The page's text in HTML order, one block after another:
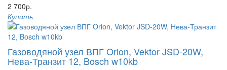
2 700р.
Купить
Газоводяной узел ВПГ Orion, Vektor JSD-20W,
Нева-Транзит 12, Bosch w10kb